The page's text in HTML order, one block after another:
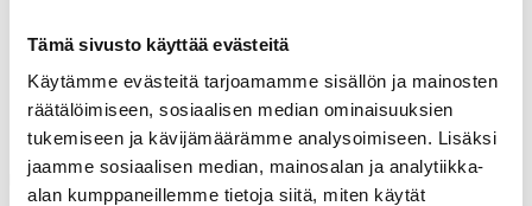
Tämä sivusto käyttää evästeitä
Käytämme evästeitä tarjoamamme sisällön ja mainosten
räätälöimiseen, sosiaalisen median ominaisuuksien
tukemiseen ja kävijämäärämme analysoimiseen. Lisäksi
jaamme sosiaalisen median, mainosalan ja analytiikka-
alan kumppaneillemme tietoja siitä, miten käytät
Kerrostaloasujalle
Cockerspanieli sopii hyvin
kerrostaloasumiseen. Kohtalainen koko ja ystävällinen luonne